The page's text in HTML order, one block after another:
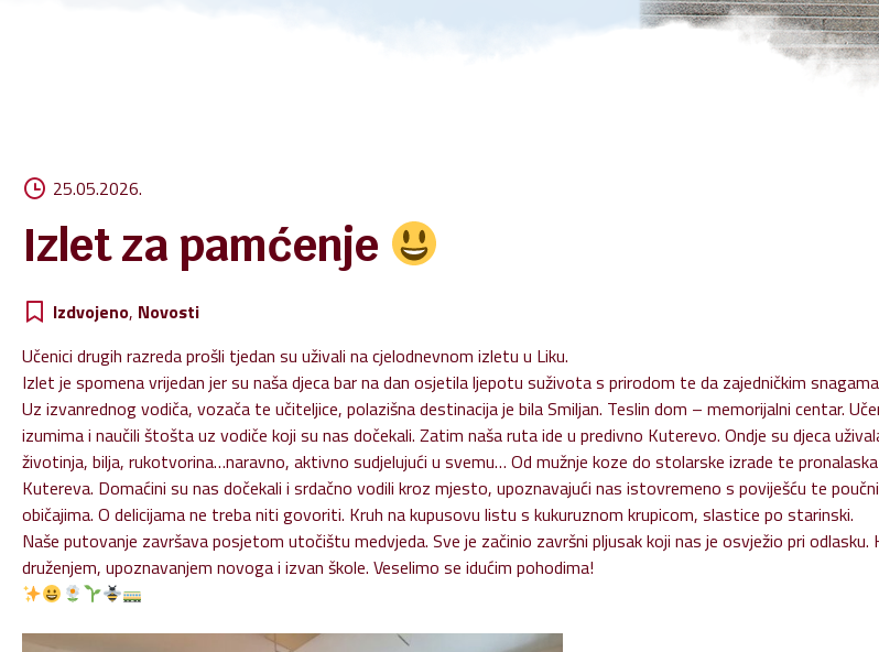
25.05.2026.
Izlet za pamćenje
Izdvojeno, Novosti
Učenici drugih razreda prošli tjedan su uživali na cjelodnevnom izletu u Liku.
Izlet je spomena vrijedan jer su naša djeca bar na dan osjetila ljepotu suživota s prirodom te da zajedničkim
Uz izvanrednog vodiča, vozača te učiteljice, polazišna destinacija je bila Smiljan. Teslin dom – memorijalni centar.
izumima i naučili štošta uz vodiče koji su nas dočekali. Zatim naša ruta ide u predivno Kuterevo. Ondje su djeca
životinja, bilja, rukotvorina…naravno, aktivno sudjelujući u svemu… Od mužnje koze do stolarske izrade te
Kutereva. Domaćini su nas dočekali i srdačno vodili kroz mjesto, upoznavajući nas istovremeno s poviješću te
običajima. O delicijama ne treba niti govoriti. Kruh na kupusovu listu s kukuruznom krupicom, slastice po starinski.
Naše putovanje završava posjetom utočištu medvjeda. Sve je začinio završni pljusak koji nas je osvježio pri odlasku.
druženjem, upoznavanjem novoga i izvan škole. Veselimo se idućim pohodima!